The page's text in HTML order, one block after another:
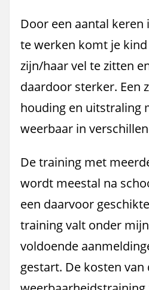
Door een aantal
te werken komt je
zijn/haar vel te zitten
daardoor sterker. Een
houding en uitstraling
weerbaar in
De training met
wordt meestal na
een daarvoor
training valt onder
voldoende
gestart. De kosten van